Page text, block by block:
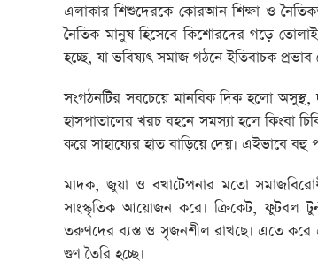
এলাকার শিশুদেরকে কোরআন শিক্ষা ও
নৈতিক মানুষ হিসেবে কিশোরদের গড়ে
হচ্ছে, যা ভবিষ্যৎ সমাজ গঠনে ইতিবাচক
সংগঠনটির সবচেয়ে মানবিক দিক হলো
হাসপাতালের খরচ বহনে সমস্যা হলে কিংবা
করে সাহায্যের হাত বাড়িয়ে দেয়। এইভাবে
মাদক, জুয়া ও বখাটেপনার মতো
সাংস্কৃতিক আয়োজন করে। ক্রিকেট, ফুটবল
তরুণদের ব্যস্ত ও সৃজনশীল রাখছে। এতে করে
গুণ তৈরি হচ্ছে।